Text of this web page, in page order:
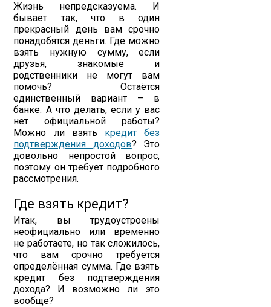
Жизнь непредсказуема. И
бывает так, что в один
прекрасный день вам срочно
понадобятся деньги. Где можно
взять нужную сумму, если
друзья, знакомые и
родственники не могут вам
помочь? Остаётся
единственный вариант – в
банке. А что делать, если у вас
нет официальной работы?
Можно ли взять кредит без
подтверждения доходов? Это
довольно непростой вопрос,
поэтому он требует подробного
рассмотрения.
Где взять кредит?
Итак, вы трудоустроены
неофициально или временно
не работаете, но так сложилось,
что вам срочно требуется
определённая сумма. Где взять
кредит без подтверждения
дохода? И возможно ли это
вообще?